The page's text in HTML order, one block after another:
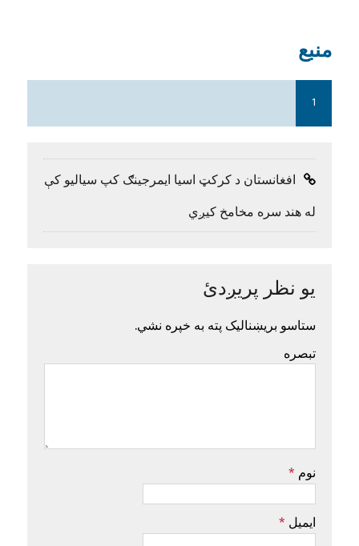
منبع
1
افغانستان د کرکټ اسیا ایمرجینګ کپ سیالیو کې
له هند سره مخامخ کیږي
یو نظر پریږدئ
ستاسو بریښنالیک پته به خپره نشي.
تبصره
نوم *
ایمیل *